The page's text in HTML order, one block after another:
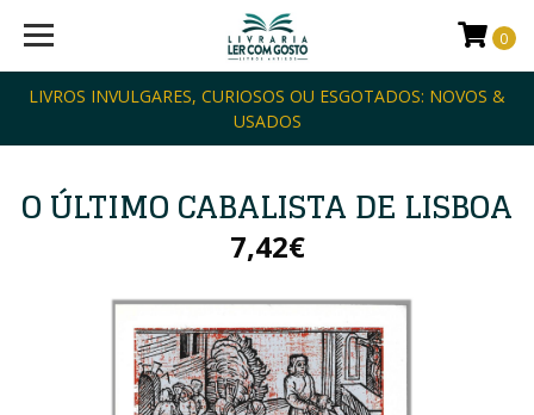
LIVROS INVULGARES, CURIOSOS OU ESGOTADOS: NOVOS &
USADOS
0
O ÚLTIMO CABALISTA DE LISBOA
7,42€